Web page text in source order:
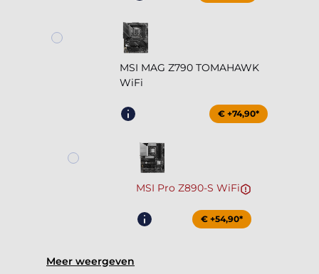
MSI MAG Z790 TOMAHAWK
WiFi
€ +74,90*
MSI Pro Z890-S WiFi
€ +54,90*
Meer weergeven